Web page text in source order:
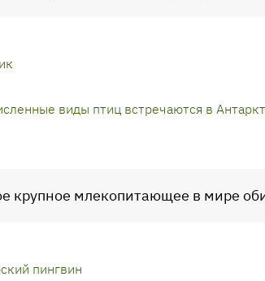
виды птиц встречаются в
крупное млекопитающее в мире
пингвин